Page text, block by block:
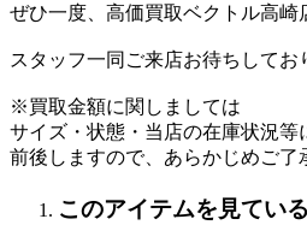
ぜひ一度、高価買取ベクトル高崎
スタッフ一同ご来店お待ちしてお
※買取金額に関しましては
サイズ・状態・当店の在庫状況等
前後しますので、あらかじめご了
このアイテムを見てい